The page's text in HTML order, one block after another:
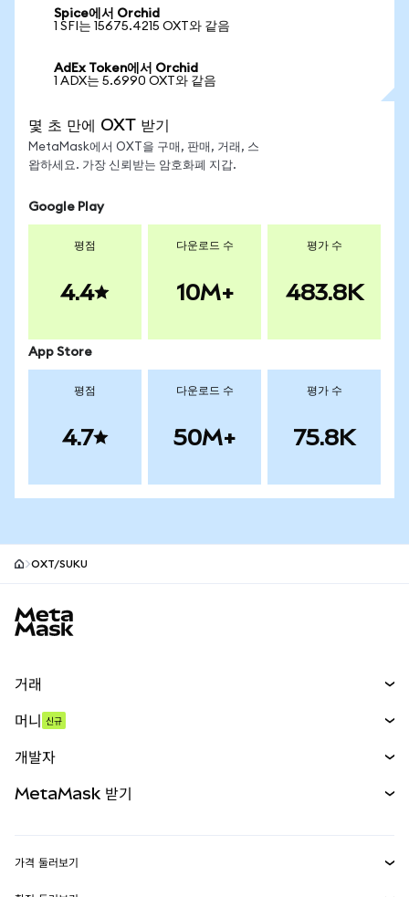
Spice에서 Orchid
1 SFI는 15675.4215 OXT와 같음
AdEx Token에서 Orchid
1 ADX는 5.6990 OXT와 같음
몇 초 만에 OXT 받기
MetaMask에서 OXT을 구매, 판매, 거래, 스
왑하세요. 가장 신뢰받는 암호화폐 지갑.
Google Play
평점
4.4
다운로드 수
10M+
평가 수
483.8K
App Store
평점
4.7
다운로드 수
50M+
평가 수
75.8K
OXT/SUKU
거래
무기한 선물
실물자산
머니 신규
개발자
MetaMask 받기
가격 둘러보기